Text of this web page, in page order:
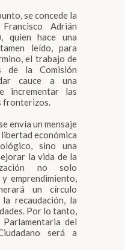
se concede la
Adrián
quien hace una
leído, para
el trabajo de
de la Comisión
cauce a una
incrementar las
fronterizos.
envía un mensaje
económica
sino una
la vida de la
no solo
emprendimiento,
un círculo
recaudación, la
Por lo tanto,
del
será a